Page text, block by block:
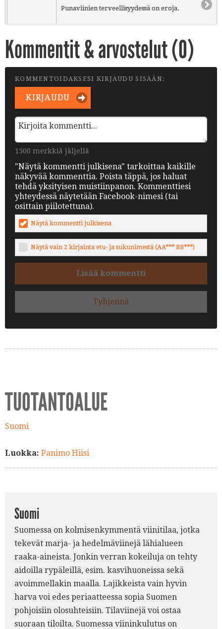
Punaviinien terveellisyydessä on eroja.
Kommentit & arvostelut (0)
KOMMENTOIDAKSESI KIRJAUDU SISÄÄN:
KIRJAUDU
1500 merkkiä jäljellä
"Näytä kommentti julkisena" tarkoittaa kaikille
näkyvää kommenttia. Poista täppä, jos haluat
tehdä yksityisen muistiinpanon. Kommenttiesi
yhteydessä näytetään Facebook-nimesi (tai
osittain piilotettuna).
Näytä kommentti julkisena
Näytä vain 2 kirjainta etu- ja sukunimestä (AA*** BB***)
Lisää kommentti
Tyhjennä
TUOTANTOALUE
Suomi
Luokka: Panimo Hiisi
Suomi
Suomessa on kolmisenkymmentä viinitilaa, jotka
tekevät marja- ja hedelmäviinejä lähialueen
raaka-aineista. Jonkin verran kokeiluja on tehty
aidoilla rypäleillä, esim. kasvihuoneissa sekä
avoimmellakin maalla. Lajikkeista vain hyvin
harva voi edes periaatteessa sopia Suomen
pohjoisiin olosuhteisiin. Tilaviinejä voi ostaa
suoraan tiloilta. Suomessa viininkulutus on